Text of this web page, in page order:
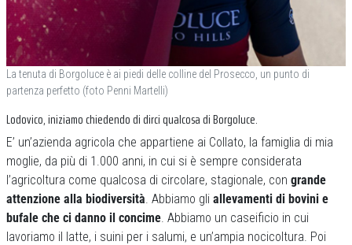
La tenuta di Borgoluce è ai piedi delle colline del Prosecco, un punto di
partenza perfetto (foto Penni Martelli)
Lodovico, iniziamo chiedendo di dirci qualcosa di Borgoluce.
E’ un’azienda agricola che appartiene ai Collato, la famiglia di mia
moglie, da più di 1.000 anni, in cui si è sempre considerata
l’agricoltura come qualcosa di circolare, stagionale, con grande
attenzione alla biodiversità. Abbiamo gli allevamenti di bovini e
bufale che ci danno il concime. Abbiamo un caseificio in cui
lavoriamo il latte, i suini per i salumi, e un’ampia nocicoltura. Poi